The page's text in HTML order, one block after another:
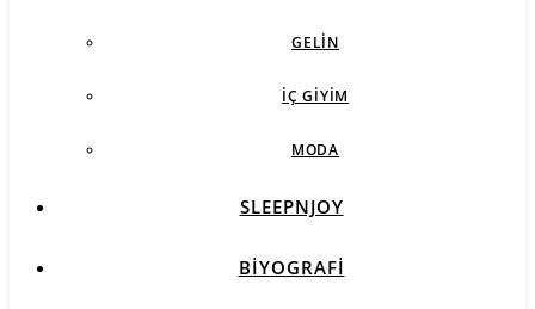
GELIN
İÇ GIYIM
MODA
SLEEPNJOY
BIYOGRAFI